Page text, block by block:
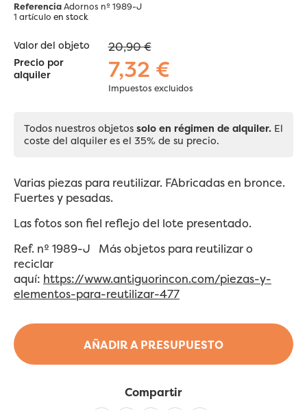
ReferenciaAdornos nº 1989-J
1 artículo en stock
AÑADIR A PRESUPUESTO
Valor del objeto 20,90 €
Precio por
alquiler
7,32 €
Impuestos excluidos
Todos nuestros objetos solo en régimen de alquiler. El
coste del alquiler es el 35% de su precio.
Varias piezas para reutilizar. FAbricadas en bronce.
Fuertes y pesadas.
Las fotos son fiel reflejo del lote presentado.
Ref. nº 1989-J Más objetos para reutilizar o
reciclar
aquí: https://www.antiguorincon.com/piezas-y-
elementos-para-reutilizar-477
Compartir